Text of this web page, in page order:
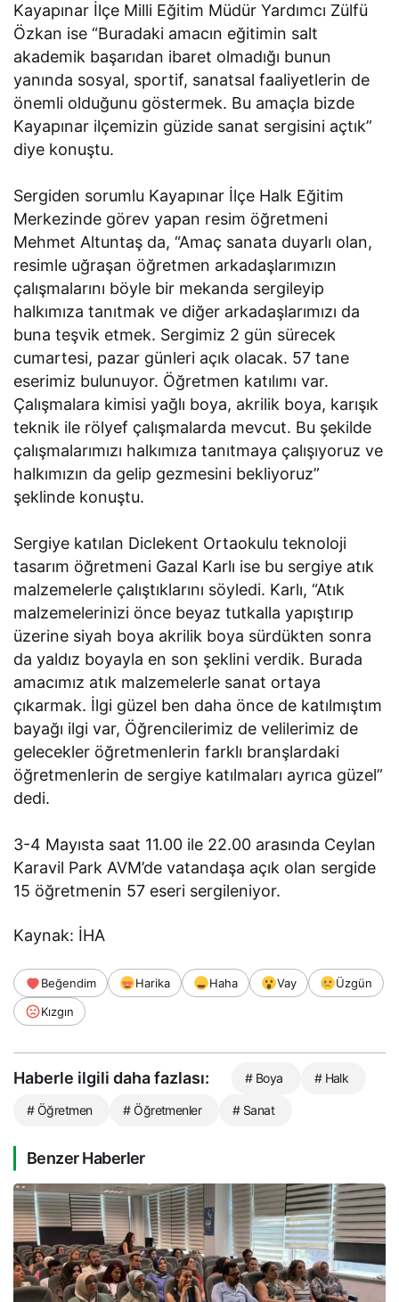
Kayapınar İlçe Milli Eğitim Müdür Yardımcı Zülfü
Özkan ise “Buradaki amacın eğitimin salt
akademik başarıdan ibaret olmadığı bunun
yanında sosyal, sportif, sanatsal faaliyetlerin de
önemli olduğunu göstermek. Bu amaçla bizde
Kayapınar ilçemizin güzide sanat sergisini açtık”
diye konuştu.
Sergiden sorumlu Kayapınar İlçe Halk Eğitim
Merkezinde görev yapan resim öğretmeni
Mehmet Altuntaş da, “Amaç sanata duyarlı olan,
resimle uğraşan öğretmen arkadaşlarımızın
çalışmalarını böyle bir mekanda sergileyip
halkımıza tanıtmak ve diğer arkadaşlarımızı da
buna teşvik etmek. Sergimiz 2 gün sürecek
cumartesi, pazar günleri açık olacak. 57 tane
eserimiz bulunuyor. Öğretmen katılımı var.
Çalışmalara kimisi yağlı boya, akrilik boya, karışık
teknik ile rölyef çalışmalarda mevcut. Bu şekilde
çalışmalarımızı halkımıza tanıtmaya çalışıyoruz ve
halkımızın da gelip gezmesini bekliyoruz”
şeklinde konuştu.
Sergiye katılan Diclekent Ortaokulu teknoloji
tasarım öğretmeni Gazal Karlı ise bu sergiye atık
malzemelerle çalıştıklarını söyledi. Karlı, “Atık
malzemelerinizi önce beyaz tutkalla yapıştırıp
üzerine siyah boya akrilik boya sürdükten sonra
da yaldız boyayla en son şeklini verdik. Burada
amacımız atık malzemelerle sanat ortaya
çıkarmak. İlgi güzel ben daha önce de katılmıştım
bayağı ilgi var, Öğrencilerimiz de velilerimiz de
gelecekler öğretmenlerin farklı branşlardaki
öğretmenlerin de sergiye katılmaları ayrıca güzel”
dedi.
3-4 Mayısta saat 11.00 ile 22.00 arasında Ceylan
Karavil Park AVM’de vatandaşa açık olan sergide
15 öğretmenin 57 eseri sergileniyor.
Kaynak: İHA
Beğendim Harika Haha Vay
Üzgün
Kızgın
Haberle ilgili daha fazlası: # Boya # Halk
# Öğretmen # Öğretmenler # Sanat
Benzer Haberler